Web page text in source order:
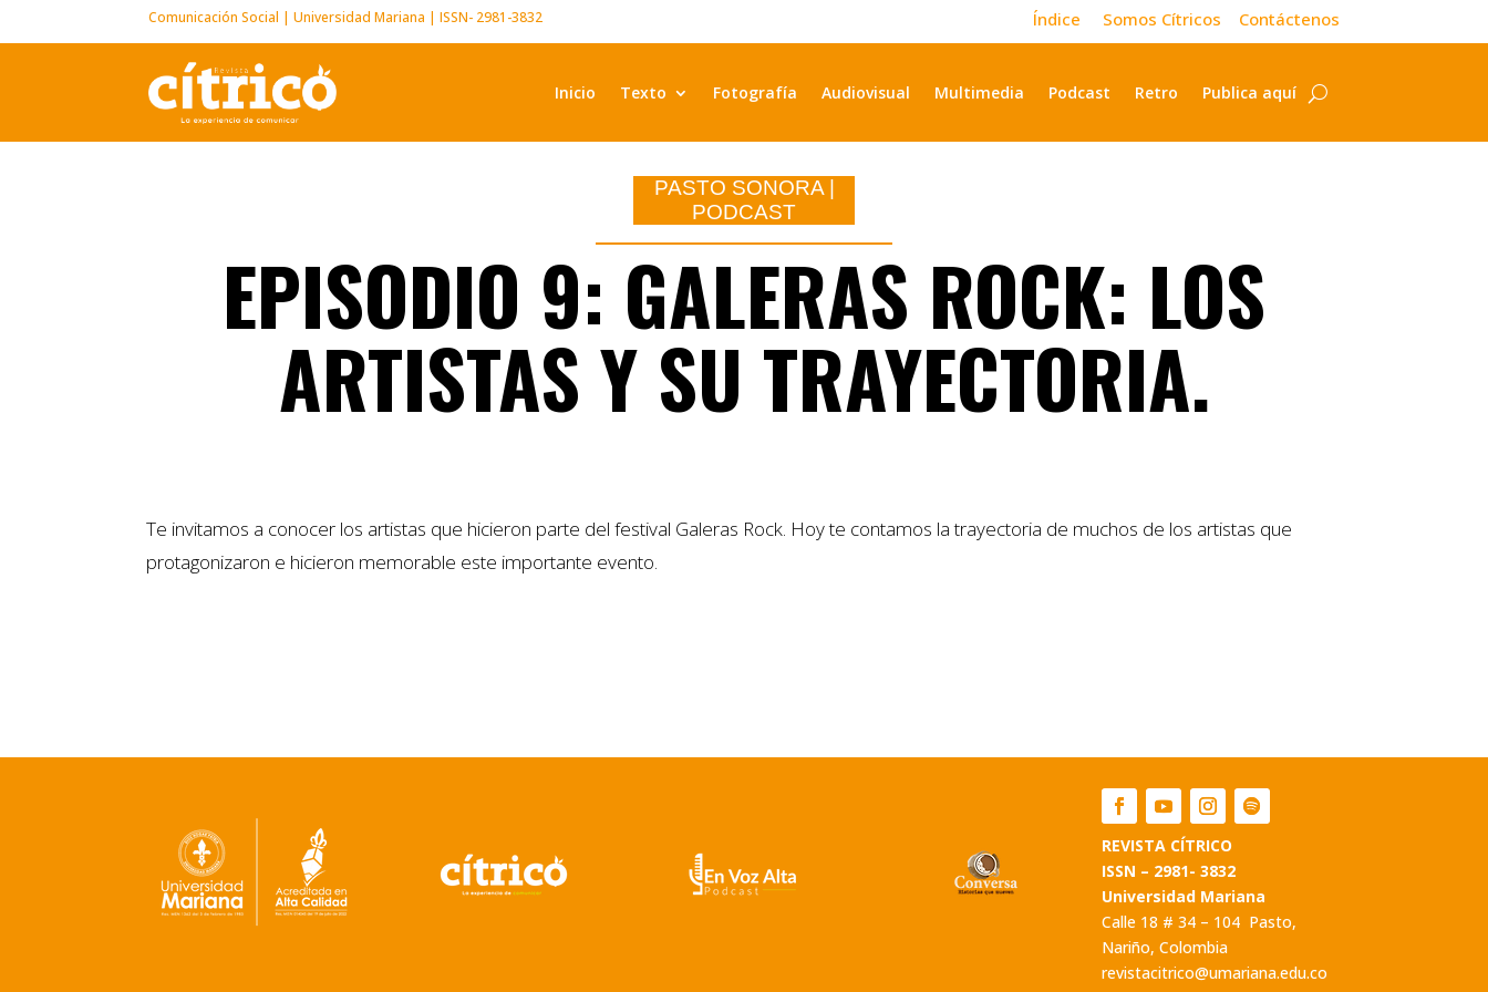
Comunicación Social | Universidad Mariana | ISSN- 2981-3832 Índice Somos Cítricos Contáctenos
Inicio Texto Fotografía Audiovisual Multimedia Podcast Retro Publica aquí
PASTO SONORA|
PODCAST
EPISODIO 9: GALERAS ROCK: LOS
ARTISTAS Y SU TRAYECTORIA.
Te invitamos a conocer los artistas que hicieron parte del festival Galeras Rock. Hoy te contamos la trayectoria de muchos de los artistas que
protagonizaron e hicieron memorable este importante evento.
REVISTA CÍTRICO
ISSN – 2981- 3832
Universidad Mariana
Calle 18 # 34 – 104 Pasto,
Nariño, Colombia
revistacitrico@umariana.edu.co